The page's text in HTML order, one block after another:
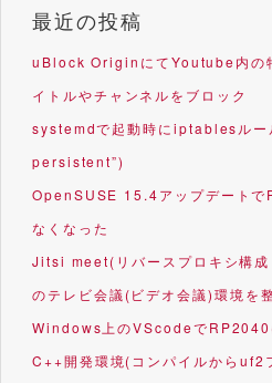
最近の投稿
uBlock OriginにてYoutube内の
イトルやチャンネルをブロック
systemdで起動時にiptablesル
persistent”)
OpenSUSE 15.4アップデート
なくなった
Jitsi meet(リバースプロキシ構成
のテレビ会議(ビデオ会議)環境を
Windows上のVScodeで
C++開発環境(コンパイルからuf2